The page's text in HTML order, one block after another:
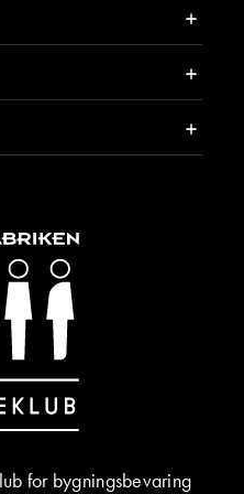
for bygningsbevaring